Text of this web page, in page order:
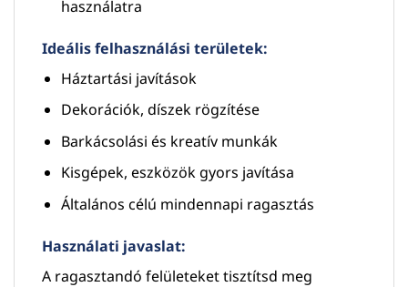
használatra
Ideális felhasználási területek:
Háztartási javítások
Dekorációk, díszek rögzítése
Barkácsolási és kreatív munkák
Kisgépek, eszközök gyors javítása
Általános célú mindennapi ragasztás
Használati javaslat:
A ragasztandó felületeket tisztítsd meg